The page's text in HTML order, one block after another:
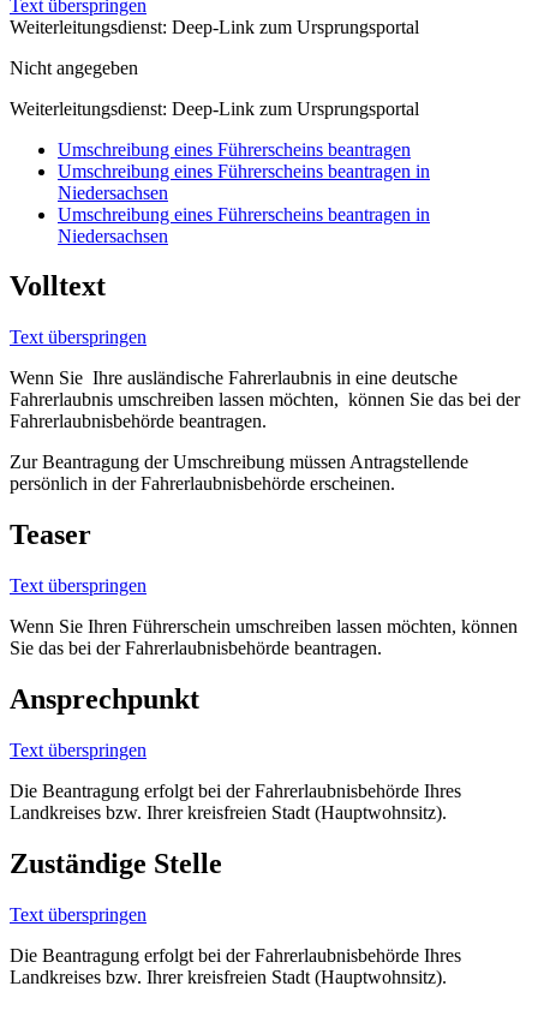
Text überspringen
Weiterleitungsdienst: Deep-Link zum Ursprungsportal
Nicht angegeben
Weiterleitungsdienst: Deep-Link zum Ursprungsportal
Umschreibung eines Führerscheins beantragen
Umschreibung eines Führerscheins beantragen in
Niedersachsen
Umschreibung eines Führerscheins beantragen in
Niedersachsen
Volltext
Text überspringen
Wenn Sie Ihre ausländische Fahrerlaubnis in eine deutsche
Fahrerlaubnis umschreiben lassen möchten, können Sie das bei der
Fahrerlaubnisbehörde beantragen.
Zur Beantragung der Umschreibung müssen Antragstellende
persönlich in der Fahrerlaubnisbehörde erscheinen.
Teaser
Text überspringen
Wenn Sie Ihren Führerschein umschreiben lassen möchten, können
Sie das bei der Fahrerlaubnisbehörde beantragen.
Ansprechpunkt
Text überspringen
Die Beantragung erfolgt bei der Fahrerlaubnisbehörde Ihres
Landkreises bzw. Ihrer kreisfreien Stadt (Hauptwohnsitz).
Zuständige Stelle
Text überspringen
Die Beantragung erfolgt bei der Fahrerlaubnisbehörde Ihres
Landkreises bzw. Ihrer kreisfreien Stadt (Hauptwohnsitz).